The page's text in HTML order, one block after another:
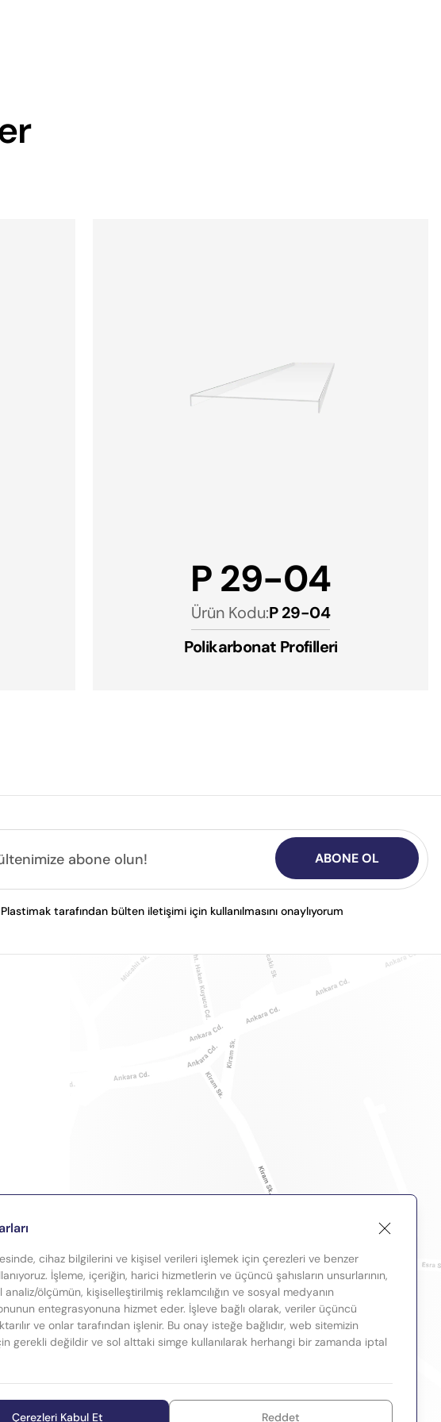
P 29-04
Ürün Kodu:P 29-04
Polikarbonat Profilleri
ABONE OL
tarafından bülten iletişimi için kullanılmasını onaylıyorum
cihaz bilgilerini ve kişisel verileri işlemek için çerezleri ve benzer
İşleme, içeriğin, harici hizmetlerin ve üçüncü şahısların unsurlarının,
ölçümün, kişiselleştirilmiş reklamcılığın ve sosyal medyanın
entegrasyonuna hizmet eder. İşleve bağlı olarak, veriler üçüncü
ve onlar tarafından işlenir. Bu onay isteğe bağlıdır, web sitemizin
gerekli değildir ve sol alttaki simge kullanılarak herhangi bir zamanda iptal
Çerezleri Kabul Et Reddet